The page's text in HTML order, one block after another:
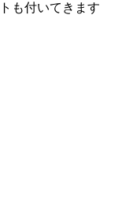
も付いてきます